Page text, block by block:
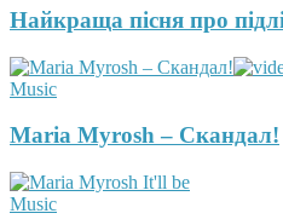
Найкраща пісня про
Music
Maria Myrosh – Скандал!
Music